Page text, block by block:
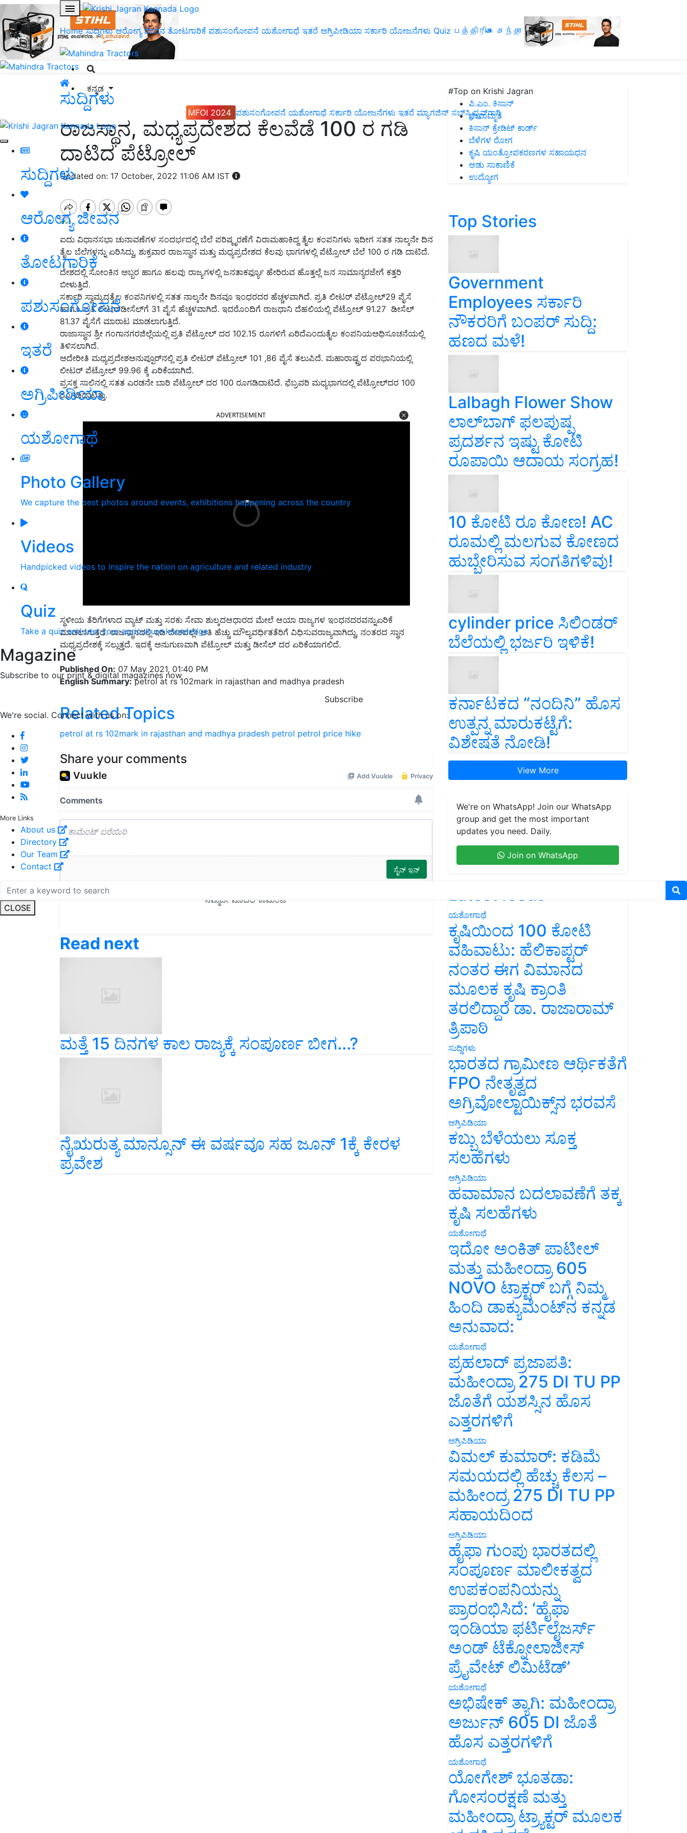
Home ಸುದ್ದಿಗಳು ಆರೋಗ್ಯ ಜೀವನ ತೋಟಗಾರಿಕೆ ಪಶುಸಂಗೋಪನೆ ಯಶೋಗಾಥೆ ಇತರೆ ಅಗ್ರಿಪೀಡಿಯಾ ಸರ್ಕಾರಿ ಯೋಜನೆಗಳು Quiz பத்திரிகை சந்தா
ಕನ್ನಡ
MFOI 2024 ಪಶುಸಂಗೋಪನೆ ಯಶೋಗಾಥೆ ಸರ್ಕಾರಿ ಯೋಜನೆಗಳು ಇತರೆ ಮ್ಯಾಗಜಿನ್‌ ಸಬ್‌ಸ್ಕ್ರಿಪ್ಷನ್‌ಗಾಗಿ
ಸುದ್ದಿಗಳು
ಆರೋಗ್ಯ ಜೀವನ
ತೋಟಗಾರಿಕೆ
ಪಶುಸಂಗೋಪನೆ
ಇತರೆ
ಅಗ್ರಿಪೀಡಿಯಾ
ಯಶೋಗಾಥೆ
Photo Gallery
We capture the best photos around events, exhibitions happening across the country
Videos
Handpicked videos to inspire the nation on agriculture and related industry
Quiz
Take a quiz and test your agriculture knowledge
Magazine
Subscribe to our print & digital magazines now
Subscribe
We're social. Connect with us on:
More Links
About us
Directory
Our Team
Contact
CLOSE
ಸುದ್ದಿಗಳು
ರಾಜಸ್ಥಾನ, ಮಧ್ಯಪ್ರದೇಶದ ಕೆಲವೆಡೆ 100 ರ ಗಡಿ
ದಾಟಿದ ಪೆಟ್ರೋಲ್
Updated on: 17 October, 2022 11:06 AM IST
ಐದು ವಿಧಾನಸಭಾ ಚುನಾವಣೆಗಳ ಸಂದರ್ಭದಲ್ಲಿ ಬೆಲೆ ಪರಿಷ್ಕೃರಣೆಗೆ ವಿರಾಮಹಾಕಿದ್ದ ತೈಲ ಕಂಪನಿಗಳು ಇದೀಗ ಸತತ ನಾಲ್ಕನೇ ದಿನ
ತೈಲ ಬೆಲೆಗಳನ್ನು ಏರಿಸಿದ್ದು, ಶುಕ್ರವಾರ ರಾಜಸ್ಥಾನ ಮತ್ತು ಮಧ್ಯಪ್ರದೇಶದ ಕೆಲವು ಭಾಗಗಳಲ್ಲಿ ಪೆಟ್ರೋಲ್ ಬೆಲೆ 100 ರ ಗಡಿ ದಾಟಿದೆ.
ದೇಶದಲ್ಲಿ ಸೋಂಕಿನ ಅಬ್ಬರ ಹಾಗೂ ಹಲವು ರಾಜ್ಯಗಳಲ್ಲಿ ಜನತಾಕರ್ಫ್ಯೂ ಹೇರಿರುವ ಹೊತ್ತಲ್ಲೆ ಜನ ಸಾಮಾನ್ಯರಜೇಗೆ ಕತ್ತರಿ
ಬೀಳುತ್ತಿದೆ.
ಸರ್ಕಾರಿ ಸ್ವಾಮ್ಯದತೈಲ ಕಂಪನಿಗಳಲ್ಲಿ ಸತತ ನಾಲ್ಕನೇ ದಿನವೂ ಇಂಧರದರ ಹೆಚ್ಚಳವಾಗಿದೆ. ಪ್ರತಿ ಲೀಟರ್ ಪೆಟ್ರೋಲ್29 ಪೈಸೆ
ಹಾಗೂ ಪ್ರತಿ ಲೀಟರ್‌ಡೀಸೆಲ್‌ಗೆ 31 ಪೈಸೆ ಹೆಚ್ಚಳವಾಗಿದೆ. ಇದರೊಂದಿಗೆ ರಾಜಧಾನಿ ದೆಹಲಿಯಲ್ಲಿ ಪೆಟ್ರೋಲ್ 91.27 ಡೀಸೆಲ್
81.37 ಪೈಸೆಗೆ ಮಾರಾಟ ಮಾಡಲಾಗುತ್ತಿದೆ.
ರಾಜಾಸ್ಥಾನ ಶ್ರೀ ಗಂಗಾನಗರಜಿಲ್ಲೆಯಲ್ಲಿ ಪ್ರತಿ ಪೆಟ್ರೋಲ್‌ ದರ 102.15 ರೂಗಳಿಗೆ ಏರಿದೆಎಂದುತೈಲ ಕಂಪನಿಯಅಧಿಸೂಚನೆಯಲ್ಲಿ
ತಿಳಿಸಲಾಗಿದೆ.
ಅದೇರೀತಿ ಮಧ್ಯಪ್ರದೇಶಅನುಪ್ಪೂರ್‌ನಲ್ಲಿ ಪ್ರತಿ ಲೀಟರ್ ಪೆಟ್ರೋಲ್ 101 ,86 ಪೈಸೆ ತಲುಪಿದೆ. ಮಹಾರಾಷ್ಟ್ರದ ಪರಭಾನಿಯಲ್ಲಿ
ಲೀಟರ್ ಪೆಟ್ರೋಲ್ 99.96 ಕ್ಕೆ ಏರಿಕೆಯಾಗಿದೆ.
ಪ್ರಸಕ್ತ ಸಾಲಿನಲ್ಲಿ ಸತತ ಎರಡನೇ ಬಾರಿ ಪೆಟ್ರೋಲ್‌ ದರ 100 ರೂಗಡಿದಾಟಿದೆ. ಫೆಬ್ರವರಿ ಮಧ್ಯಭಾಗದಲ್ಲಿ ಪೆಟ್ರೋಲ್‌ದರ 100
ರೂಗಡಿದಾಟಿತ್ತು.
ADVERTISEMENT
ಸ್ಥಳೀಯ ತೆರಿಗೆಗಳಾದ ವ್ಯಾಟ್ ಮತ್ತು ಸರಕು ಸೇವಾ ಶುಲ್ಕದಆಧಾರದ ಮೇಲೆ ಆಯಾ ರಾಜ್ಯಗಳ ಇಂಧನದರವನ್ನುಏರಿಕೆ
ಮಾಡಲಾಗುತ್ತದೆ. ರಾಜಸ್ಥಾನದಲ್ಲಿ ಇಡಿ ದೇಶದಲ್ಲೇ ಅತಿ ಹೆಚ್ಚು ಮೌಲ್ಯವರ್ಧಿತತೆರಿಗೆ ವಿಧಿಸುವರಾಜ್ಯವಾಗಿದ್ದು, ನಂತರದ ಸ್ಥಾನ
ಮಧ್ಯಪ್ರದೇಶಕ್ಕೆ ಸಲ್ಲುತ್ತದೆ. ಇದಕ್ಕೆ ಅನುಗುಣವಾಗಿ ಪೆಟ್ರೋಲ್ ಮತ್ತು ಡೀಸೆಲ್‌ ದರ ಏರಿಕೆಯಾಗಲಿದೆ.
Published On: 07 May 2021, 01:40 PM
English Summary:petrol at rs 102mark in rajasthan and madhya pradesh
Related Topics
petrol at rs 102mark in rajasthan and madhya pradesh petrol petrol price hike
Share your comments
Read next
ಮತ್ತೆ 15 ದಿನಗಳ ಕಾಲ ರಾಜ್ಯಕ್ಕೆ ಸಂಪೂರ್ಣ ಬೀಗ...?
ನೈಋರುತ್ಯ ಮಾನ್ಸೂನ್ ಈ ವರ್ಷವೂ ಸಹ ಜೂನ್ 1ಕ್ಕೆ ಕೇರಳ
ಪ್ರವೇಶ
#Top on Krishi Jagran
ಪಿ.ಎಂ. ಕಿಸಾನ್
ಜೀವಾಮೃತ
ಕಿಸಾನ್ ಕ್ರೇಡಿಟ್ ಕಾರ್ಡ್
ಬೆಳೆಗಳ ರೋಗ
ಕೃಷಿ ಯಂತ್ರೋಪಕರಣಗಳ ಸಹಾಯಧನ
ಆಡು ಸಾಕಾಣಿಕೆ
ಉದ್ಯೋಗ
Top Stories
Government
Employees ಸರ್ಕಾರಿ
ನೌಕರರಿಗೆ ಬಂಪರ್‌ ಸುದ್ದಿ:
ಹಣದ ಮಳೆ!
Lalbagh Flower Show
ಲಾಲ್‌ಬಾಗ್ ಫಲಪುಷ್ಪ
ಪ್ರದರ್ಶನ ಇಷ್ಟು ಕೋಟಿ
ರೂಪಾಯಿ ಆದಾಯ ಸಂಗ್ರಹ!
10 ಕೋಟಿ ರೂ ಕೋಣ! AC
ರೂಮಲ್ಲಿ ಮಲಗುವ ಕೋಣದ
ಹುಬ್ಬೇರಿಸುವ ಸಂಗತಿಗಳಿವು!
cylinder price ಸಿಲಿಂಡರ್‌
ಬೆಲೆಯಲ್ಲಿ ಭರ್ಜರಿ ಇಳಿಕೆ!
ಕರ್ನಾಟಕದ “ನಂದಿನಿ” ಹೊಸ
ಉತ್ಪನ್ನ ಮಾರುಕಟ್ಟೆಗೆ:
ವಿಶೇಷತೆ ನೋಡಿ!
View More
We're on WhatsApp! Join our WhatsApp
group and get the most important
updates you need. Daily.
Join on WhatsApp
Latest feeds
ಯಶೋಗಾಥೆ
ಕೃಷಿಯಿಂದ 100 ಕೋಟಿ
ವಹಿವಾಟು: ಹೆಲಿಕಾಪ್ಟರ್
ನಂತರ ಈಗ ವಿಮಾನದ
ಮೂಲಕ ಕೃಷಿ ಕ್ರಾಂತಿ
ತರಲಿದ್ದಾರೆ ಡಾ. ರಾಜಾರಾಮ್
ತ್ರಿಪಾಠಿ
ಸುದ್ದಿಗಳು
ಭಾರತದ ಗ್ರಾಮೀಣ ಆರ್ಥಿಕತೆಗೆ
FPO ನೇತೃತ್ವದ
ಅಗ್ರಿವೋಲ್ಟಾಯಿಕ್ಸ್‌ನ ಭರವಸೆ
ಅಗ್ರಿಪಿಡಿಯಾ
ಕಬ್ಬು ಬೆಳೆಯಲು ಸೂಕ್ತ
ಸಲಹೆಗಳು
ಅಗ್ರಿಪಿಡಿಯಾ
ಹವಾಮಾನ ಬದಲಾವಣೆಗೆ ತಕ್ಕ
ಕೃಷಿ ಸಲಹೆಗಳು
ಯಶೋಗಾಥೆ
ಇದೋ ಅಂಕಿತ್ ಪಾಟೀಲ್
ಮತ್ತು ಮಹೀಂದ್ರಾ 605
NOVO ಟ್ರಾಕ್ಟರ್ ಬಗ್ಗೆ ನಿಮ್ಮ
ಹಿಂದಿ ಡಾಕ್ಯುಮೆಂಟ್‌ನ ಕನ್ನಡ
ಅನುವಾದ:
ಯಶೋಗಾಥೆ
ಪ್ರಹಲಾದ್ ಪ್ರಜಾಪತಿ:
ಮಹೀಂದ್ರಾ 275 DI TU PP
ಜೊತೆಗೆ ಯಶಸ್ಸಿನ ಹೊಸ
ಎತ್ತರಗಳಿಗೆ
ಅಗ್ರಿಪಿಡಿಯಾ
ವಿಮಲ್ ಕುಮಾರ್: ಕಡಿಮೆ
ಸಮಯದಲ್ಲಿ ಹೆಚ್ಚು ಕೆಲಸ –
ಮಹೀಂದ್ರ 275 DI TU PP
ಸಹಾಯದಿಂದ
ಅಗ್ರಿಪಿಡಿಯಾ
ಹೈಫಾ ಗುಂಪು ಭಾರತದಲ್ಲಿ
ಸಂಪೂರ್ಣ ಮಾಲೀಕತ್ವದ
ಉಪಕಂಪನಿಯನ್ನು
ಪ್ರಾರಂಭಿಸಿದೆ: ‘ಹೈಫಾ
ಇಂಡಿಯಾ ಫರ್ಟಿಲೈಜರ್ಸ್
ಅಂಡ್ ಟೆಕ್ನೋಲಾಜೀಸ್
ಪ್ರೈವೇಟ್ ಲಿಮಿಟೆಡ್’
ಯಶೋಗಾಥೆ
ಅಭಿಷೇಕ್ ತ್ಯಾಗಿ: ಮಹೀಂದ್ರಾ
ಅರ್ಜುನ್ 605 DI ಜೊತೆ
ಹೊಸ ಎತ್ತರಗಳಿಗೆ
ಯಶೋಗಾಥೆ
ಯೋಗೇಶ್ ಭೂತಡಾ:
ಗೋಸಂರಕ್ಷಣೆ ಮತ್ತು
ಮಹೀಂದ್ರಾ ಟ್ರ್ಯಾಕ್ಟರ್ ಮೂಲಕ